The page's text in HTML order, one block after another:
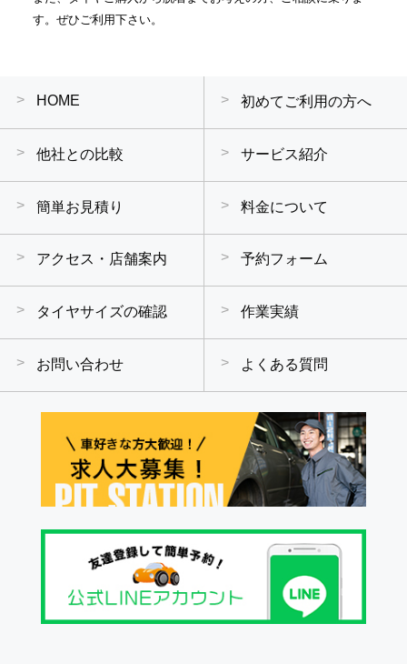
す。ぜひご利用下さい。
HOME 初めてご利用の方へ
他社との比較 サービス紹介
簡単お見積り 料金について
アクセス・店舗案内 予約フォーム
タイヤサイズの確認 作業実績
お問い合わせ よくある質問